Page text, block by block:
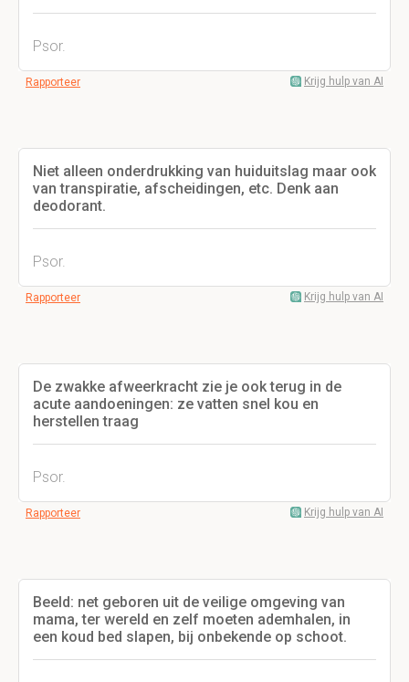
Psor.
Rapporteer Krijg hulp van AI
Niet alleen onderdrukking van huiduitslag maar ook
van transpiratie, afscheidingen, etc. Denk aan
deodorant.
Psor.
Rapporteer Krijg hulp van AI
De zwakke afweerkracht zie je ook terug in de
acute aandoeningen: ze vatten snel kou en
herstellen traag
Psor.
Rapporteer Krijg hulp van AI
Beeld: net geboren uit de veilige omgeving van
mama, ter wereld en zelf moeten ademhalen, in
een koud bed slapen, bij onbekende op schoot.